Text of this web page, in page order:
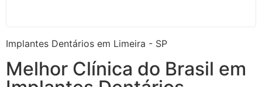
Implantes Dentários em Limeira - SP
Melhor Clínica do Brasil em